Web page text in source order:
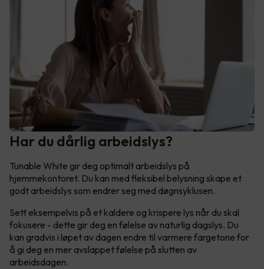
Har du dårlig arbeidslys?
Tunable White gir deg optimalt arbeidslys på
hjemmekontoret. Du kan med fleksibel belysning skape et
godt arbeidslys som endrer seg med døgnsyklusen.
Sett eksempelvis på et kaldere og krispere lys når du skal
fokusere - dette gir deg en følelse av naturlig dagslys. Du
kan gradvis i løpet av dagen endre til varmere fargetone for
å gi deg en mer avslappet følelse på slutten av
arbeidsdagen.